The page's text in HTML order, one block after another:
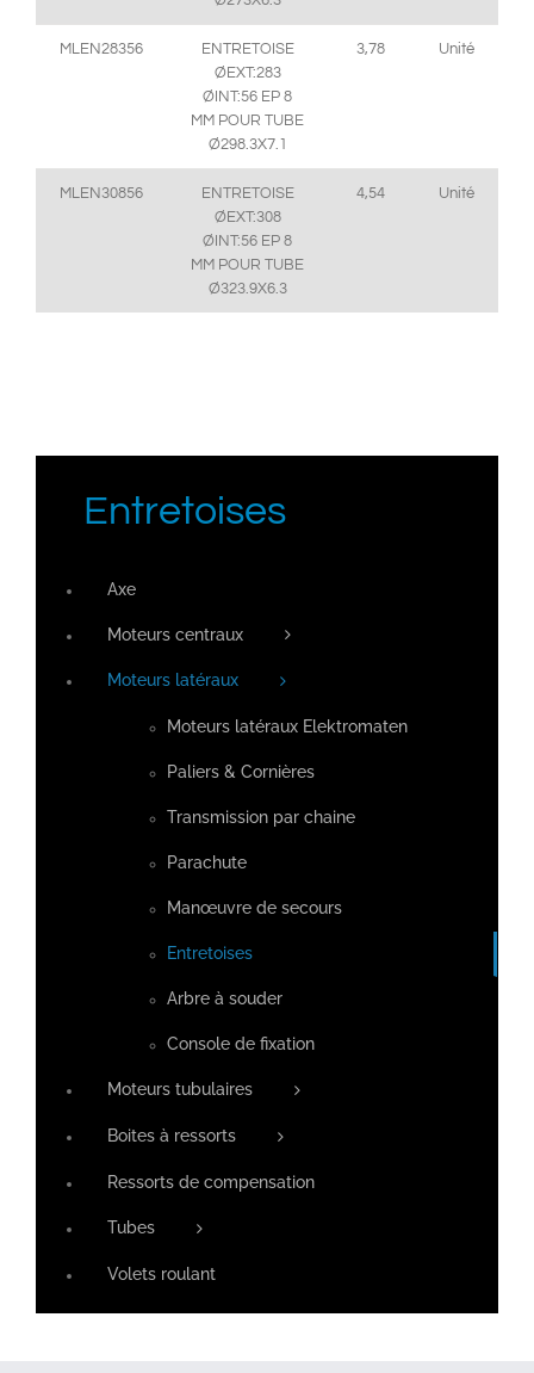
MLEN28356
ENTRETOISE
ØEXT:283
ØINT:56 EP 8
MM POUR TUBE
Ø298.3X7.1
3,78 Unité
MLEN30856
ENTRETOISE
ØEXT:308
ØINT:56 EP 8
MM POUR TUBE
Ø323.9X6.3
4,54 Unité
Entretoises
Axe
Moteurs centraux
Moteurs latéraux
Moteurs latéraux Elektromaten
Paliers & Cornières
Transmission par chaine
Parachute
Manœuvre de secours
Entretoises
Arbre à souder
Console de fixation
Moteurs tubulaires
Boites à ressorts
Ressorts de compensation
Tubes
Volets roulant